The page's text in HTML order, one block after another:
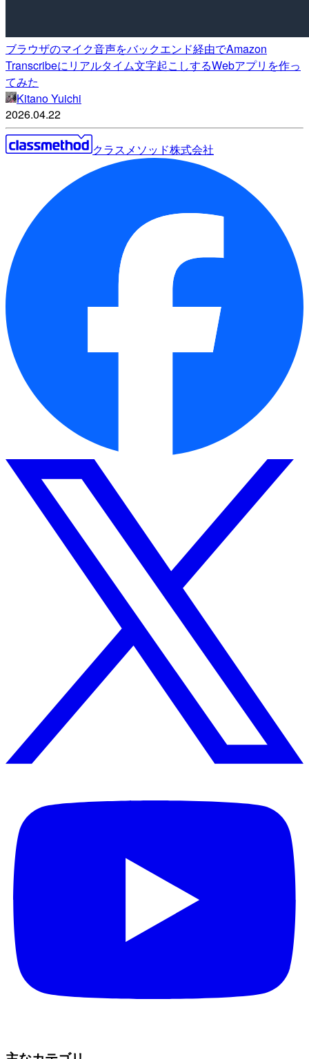
ブラウザのマイク音声をバックエンド経由でAmazon
Transcribeにリアルタイム文字起こしするWebアプリを作っ
てみた
Kitano Yuichi
2026.04.22
クラスメソッド株式会社